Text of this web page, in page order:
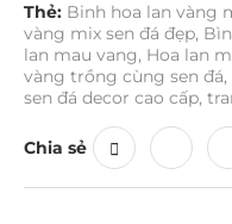
Thẻ: Binh hoa lan vàng
vàng mix sen đá đẹp,
lan mau vang, Hoa lan
vàng trồng cùng sen đá,
sen đá decor cao cấp,
Chia sẻ